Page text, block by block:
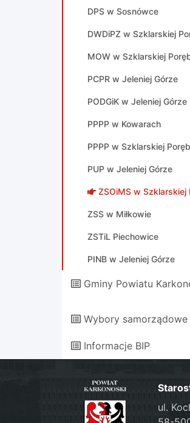
DPS w Sosnówce
DWDiPZ w Szklarskiej
MOW w Szklarskiej
PCPR w Jeleniej Górze
PODGiK w Jeleniej Górze
PPPP w Kowarach
PPPP w Szklarskiej
PUP w Jeleniej Górze
ZSOiMS w Szklarskiej
ZSS w Miłkowie
ZSTiL Piechowice
PINB w Jeleniej Górze
Gminy Powiatu
Wybory samorządowe
Informacje BIP
ul.